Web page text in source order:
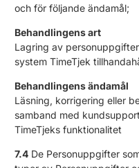
och för följande ändamål;
Behandlingens art
Lagring av
system TimeTjek
Behandlingens ändamål
Läsning, korrigering eller
samband med
TimeTjeks funktionalitet
7.4 De Personuppgifter